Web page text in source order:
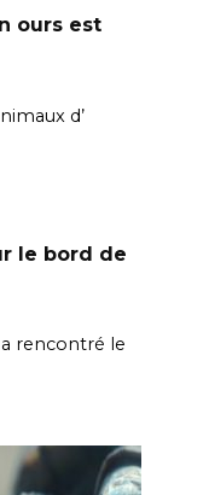
ours est
d’
le bord de
rencontré le